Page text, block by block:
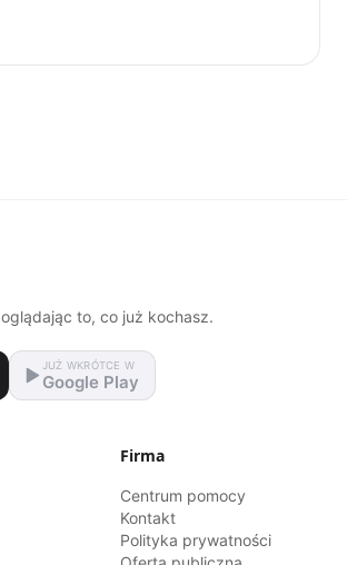
to, co już kochasz.
JUŻ WKRÓTCE W
Google Play
Firma
Centrum pomocy
Kontakt
Polityka prywatności